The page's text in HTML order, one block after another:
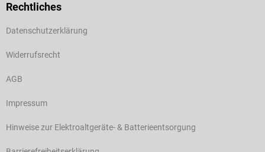
Rechtliches
Datenschutzerklärung
Widerrufsrecht
AGB
Impressum
Hinweise zur Elektroaltgeräte- & Batterieentsorgung